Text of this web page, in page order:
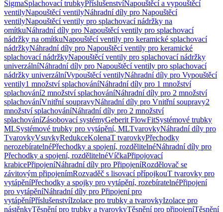
SigmaSplachovací trubkyPříslušenstvíNapouštěcí a vypouštěcí
ventilyNapouštěcí ventilyNáhradní díly pro Napouštěcí
ventilyNapouštěcí ventily pro splachovací nádržky na
omítkuNáhradní díly pro Napouštěcí ventily pro splachovací
nádržky na omítkuNapouštěcí ventily pro keramické splachovací
nádržkyNáhradní díly pro Napouštěcí ventily pro keramické
splachovací nádržkyNapouštěcí ventily pro splachovací nádržky
univerzálníNáhradní díly pro Napouštěcí ventily pro splachovací
nádržky univerzálníVypouštěcí ventilyNáhradní díly pro Vypouštěcí
ventily1 množství splachováníNáhradní díly pro 1 množství
splachování2 množství splachováníNáhradní díly pro 2 množství
splachováníVnitřní soupravyNáhradní díly pro Vnitřní soupravy2
množství splachováníNáhradní díly pro 2 množství
splachováníZásobovací systémyGeberit FlowFitSystémové trubky
MLSystémové trubky pro vytápění, MLTvarovkyNáhradní díly pro
TvarovkyVsuvkyRedukceKolenaT tvarovkyPřechodky
nerozebíratelnéPřechodky a spojení, rozdělitelnéNáhradní díly pro
Přechodky a spojení, rozdělitelnéVíčkaPřipojovací
krabicePřipojeníNáhradní díly pro PřipojeníRozdělovač se
závitovým připojenímRozvaděč s lisovací přípojkouT tvarovky pro
vytápěníPřechodky a spojky pro vytápění, rozebíratelnéPřipojení
pro vytápěníNáhradní díly pro Připojení pro
vytápěníPříslušenstvíIzolace pro trubky a tvarovkyIzolace pro
nástěnkyTěsnění pro trubky a tvarovkyTěsnění pro připojeníTěsnění